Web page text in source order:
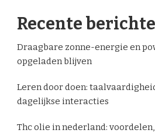
Recente
Draagbare zonne-energie en
opgeladen blijven
Leren door doen:
dagelijkse interacties
Thc olie in nederland: voordelen,